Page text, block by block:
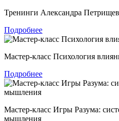
Тренинги Александра
Подробнее
Мастер-класс Психология
Подробнее
Мастер-класс Игры Разума:
мышления